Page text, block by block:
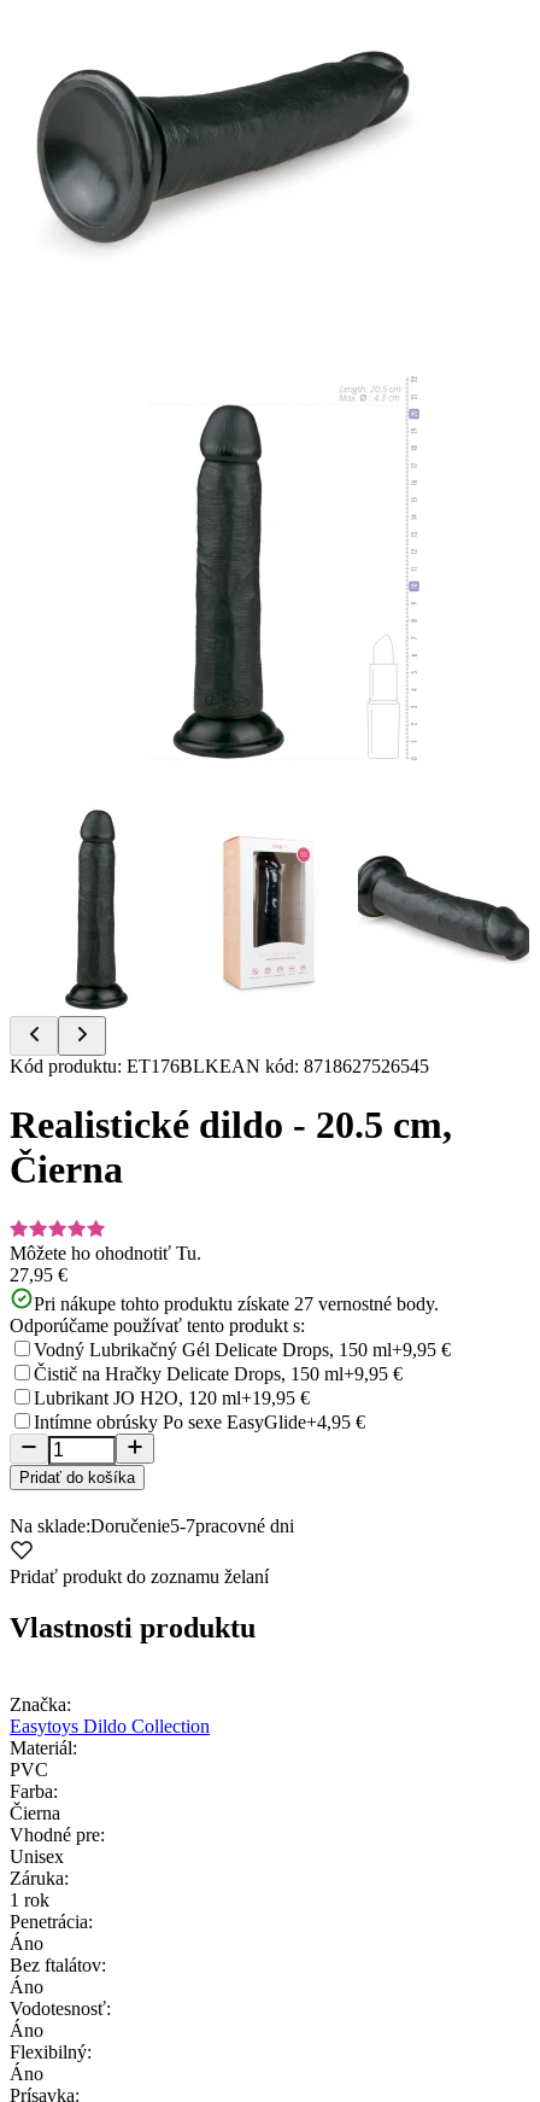
Item
of
Kód produktu: ET176BLKEAN kód: 8718627526545
Realistické dildo - 20.5 cm,
Čierna
Môžete ho ohodnotiť Tu.
27,95 €
Pri nákupe tohto produktu získate 27 vernostné body.
Odporúčame používať tento produkt s:
Vodný Lubrikačný Gél Delicate Drops, 150 ml+9,95 €
Čistič na Hračky Delicate Drops, 150 ml+9,95 €
Lubrikant JO H2O, 120 ml+19,95 €
Intímne obrúsky Po sexe EasyGlide+4,95 €
Pridať do košíka
Na sklade:Doručenie5-7pracovné dni
Pridať produkt do zoznamu želaní
Vlastnosti produktu
Značka:
Easytoys Dildo Collection
Materiál:
PVC
Farba:
Čierna
Vhodné pre:
Unisex
Záruka:
1 rok
Penetrácia:
Áno
Bez ftalátov:
Áno
Vodotesnosť:
Áno
Flexibilný:
Áno
Prísavka: